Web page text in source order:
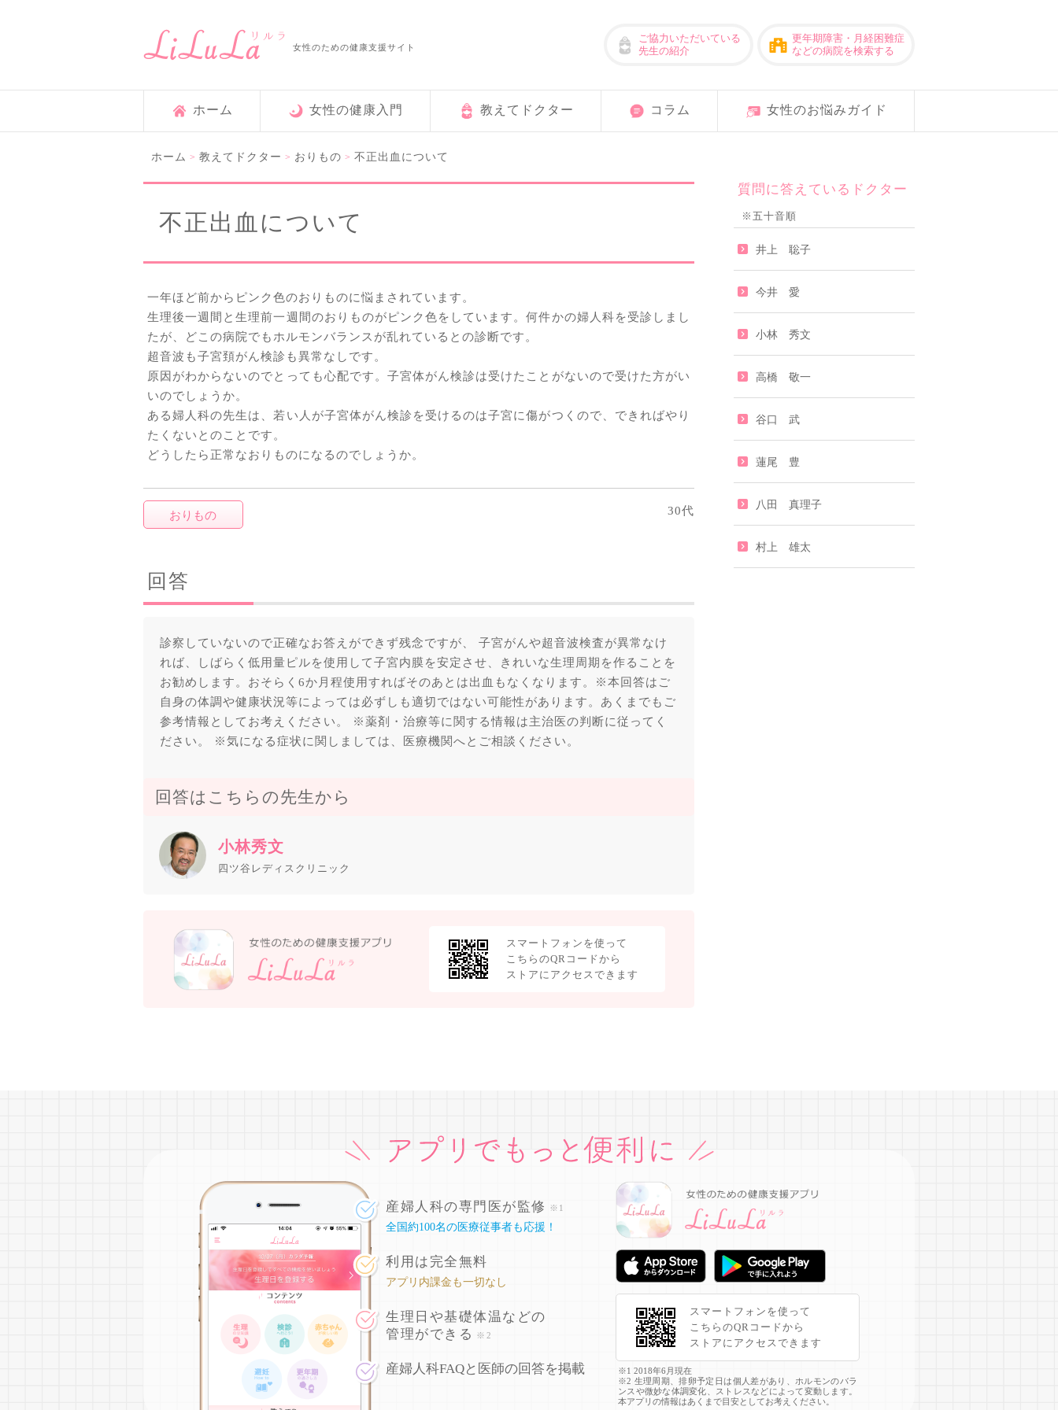
女性のための健康支援サイト
ご協力いただいている
先生の紹介
更年期障害・月経困難症
などの病院を検索する
ホーム 女性の健康入門 教えてドクター コラム 女性のお悩みガイド
ホーム > 教えてドクター > おりもの > 不正出血について
不正出血について
一年ほど前からピンク色のおりものに悩まされています。
生理後一週間と生理前一週間のおりものがピンク色をしています。何件かの婦人科を受診しまし
たが、どこの病院でもホルモンバランスが乱れているとの診断です。
超音波も子宮頚がん検診も異常なしです。
原因がわからないのでとっても心配です。子宮体がん検診は受けたことがないので受けた方がい
いのでしょうか。
ある婦人科の先生は、若い人が子宮体がん検診を受けるのは子宮に傷がつくので、できればやり
たくないとのことです。
どうしたら正常なおりものになるのでしょうか。
おりもの 30代
回答
診察していないので正確なお答えができず残念ですが、 子宮がんや超音波検査が異常なけ
れば、しばらく低用量ピルを使用して子宮内膜を安定させ、きれいな生理周期を作ることを
お勧めします。おそらく6か月程使用すればそのあとは出血もなくなります。※本回答はご
自身の体調や健康状況等によっては必ずしも適切ではない可能性があります。あくまでもご
参考情報としてお考えください。 ※薬剤・治療等に関する情報は主治医の判断に従ってく
ださい。 ※気になる症状に関しましては、医療機関へとご相談ください。
回答はこちらの先生から
小林秀文
四ツ谷レディスクリニック
スマートフォンを使って
こちらのQRコードから
ストアにアクセスできます
質問に答えているドクター
※五十音順
井上 聡子
今井 愛
小林 秀文
高橋 敬一
谷口 武
蓮尾 豊
八田 真理子
村上 雄太
産婦人科の専門医が監修 ※1
全国約100名の医療従事者も応援！
利用は完全無料
アプリ内課金も一切なし
生理日や基礎体温などの
管理ができる
※2
産婦人科FAQと医師の回答を掲載
スマートフォンを使って
こちらのQRコードから
ストアにアクセスできます
※1 2018年6月現在
※2 生理周期、排卵予定日は個人差があり、ホルモンのバラ
ンスや微妙な体調変化、ストレスなどによって変動します。
本アプリの情報はあくまで目安としてお考えください。